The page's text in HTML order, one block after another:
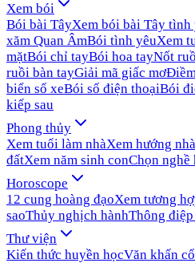
Xem bói
Bói bài TâyXem bói bài Tây tình
xăm Quan ÂmBói tình yêuXem
mặtBói chỉ tayBói hoa tayNốt
ruồi bàn tayGiải mã giấc mơ
biển số xeBói số điện thoạiBói
kiếp sau
Phong thủy
Xem tuổi làm nhàXem hướng nhà
đấtXem năm sinh conChọn nghề
Horoscope
12 cung hoàng đạoXem tương
saoThủy nghịch hànhThông
Thư viện
Kiến thức huyền họcVăn khấn